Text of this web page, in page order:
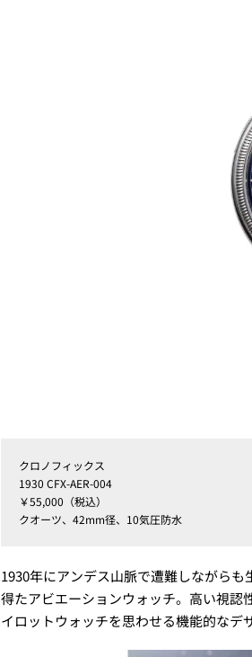
クロノフィックス
1930 CFX-AER-004
￥55,000（税込）
クオーツ、42mm径、10気圧防水
1930年にアンデス山脈で遭難しながら
得たアビエーションウォッチ。高い視認
イロットウォッチを思わせる機能的なデ